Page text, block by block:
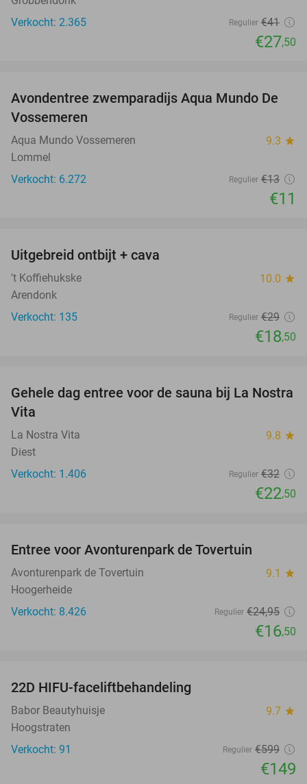
Verkocht: 2.365
Regulier €41
€27,50
15%
Avondentree zwemparadijs Aqua Mundo De
Vossemeren
Aqua Mundo Vossemeren 9.3 star
Lommel
Verkocht: 6.272
Regulier €13
€11
Uitgebreid ontbijt + cava
't Koffiehukske 10.0 star
Arendonk
Verkocht: 135
Regulier €29
€18,50
30%
Gehele dag entree voor de sauna bij La Nostra
Vita
La Nostra Vita 9.8 star
Diest
Verkocht: 1.406
Regulier €32
€22,50
Entree voor Avonturenpark de Tovertuin
Avonturenpark de Tovertuin 9.1 star
Hoogerheide
Verkocht: 8.426
Regulier €24,95
€16,50
22D HIFU-faceliftbehandeling
Babor Beautyhuisje 9.7 star
Hoogstraten
Verkocht: 91
Regulier €599
€149